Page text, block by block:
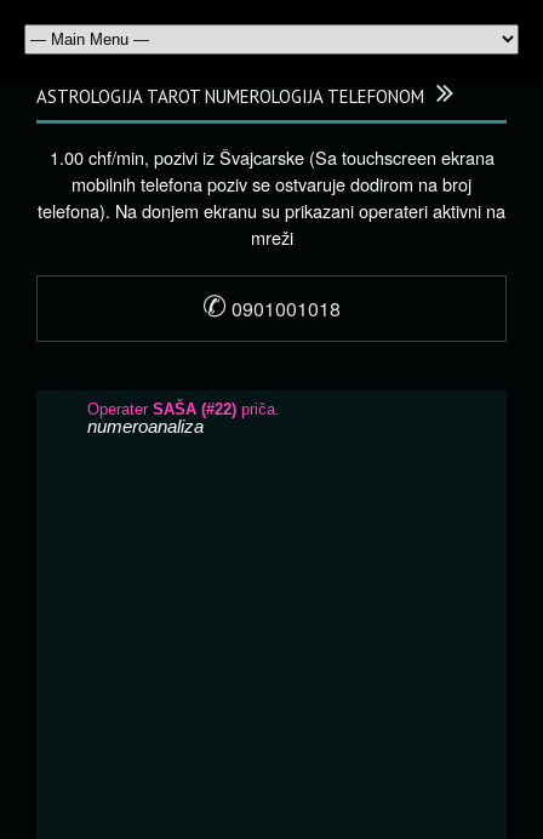
ASTROLOGIJA TAROT NUMEROLOGIJA TELEFONOM
1.00 chf/min, pozivi iz Švajcarske (Sa touchscreen ekrana
mobilnih telefona poziv se ostvaruje dodirom na broj
telefona). Na donjem ekranu su prikazani operateri aktivni na
mreži
✆ 0901001018